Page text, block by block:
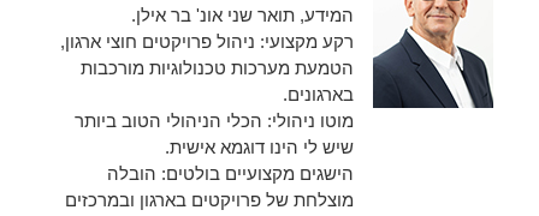
המידע, תואר שני אונ' בר אילן.
רקע מקצועי: ניהול פרויקטים חוצי ארגון,
הטמעת מערכות טכנולוגיות מורכבות
בארגונים.
מוטו ניהולי: הכלי הניהולי הטוב ביותר
שיש לי הינו דוגמא אישית.
הישגים מקצועיים בולטים: הובלה
מוצלחת של פרויקטים בארגון ובמרכזים